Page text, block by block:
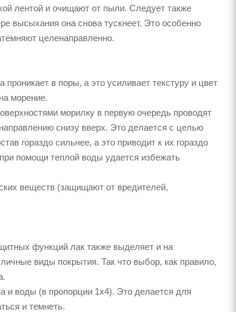
лентой и очищают от пыли. Следует также
высыхания она снова тускнеет. Это особенно
целенаправленно.
в поры, а это усиливает текстуру и цвет
морение.
морилку в первую очередь проводят
снизу вверх. Это делается с целью
гораздо сильнее, а это приводит к их гораздо
помощи теплой воды удается избежать
веществ (защищают от вредителей,
функций лак также выделяет и на
виды покрытия. Так что выбор, как правило,
и воды (в пропорции 1х4). Это делается для
и темнеть.